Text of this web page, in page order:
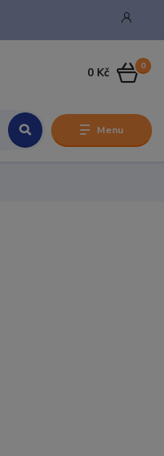
Menu
0
0 Kč